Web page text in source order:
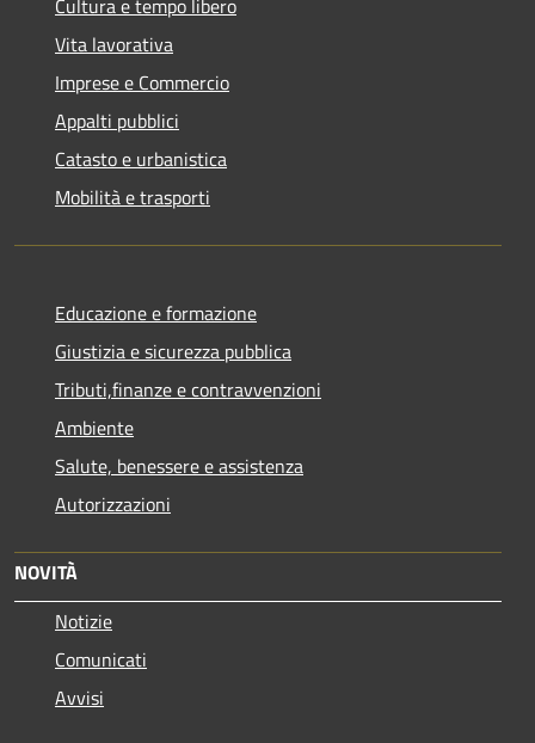
Cultura e tempo libero
Vita lavorativa
Imprese e Commercio
Appalti pubblici
Catasto e urbanistica
Mobilità e trasporti
Educazione e formazione
Giustizia e sicurezza pubblica
Tributi,finanze e contravvenzioni
Ambiente
Salute, benessere e assistenza
Autorizzazioni
NOVITÀ
Notizie
Comunicati
Avvisi